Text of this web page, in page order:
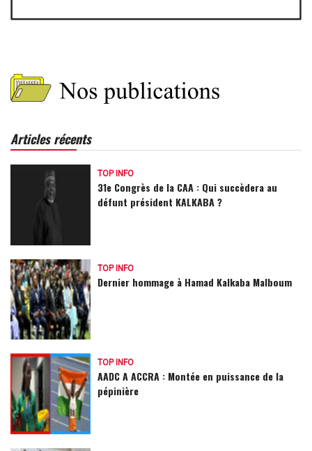
Articles récents
TOP INFO
31e Congrès de la CAA : Qui succèdera au
défunt président KALKABA ?
TOP INFO
Dernier hommage à Hamad Kalkaba Malboum
TOP INFO
AADC A ACCRA : Montée en puissance de la
pépinière